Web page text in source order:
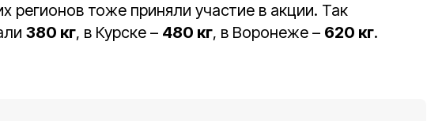
регионов тоже приняли участие в акции. Так
380 кг, в Курске – 480 кг, в Воронеже – 620 кг.